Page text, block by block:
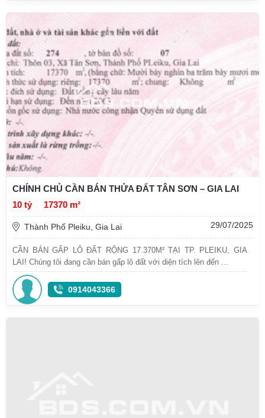
CHÍNH CHỦ CẦN BÁN THỬA ĐẤT TÂN SƠN – GIA LAI
10 tỷ
17370 m²
Thành Phố Pleiku, Gia Lai 29/07/2025
CẦN BÁN GẤP LÔ ĐẤT RỘNG 17.370M² TẠI TP. PLEIKU, GIA
LAI! Chúng tôi đang cần bán gấp lô đất với diện tích lên đến ...
0914043366